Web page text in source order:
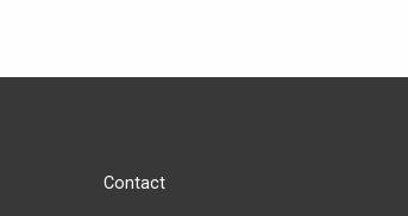
Contact